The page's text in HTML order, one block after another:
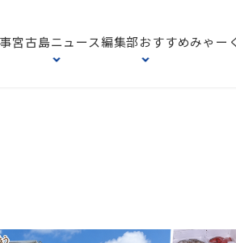
宮古島ニュース編集部おすすめみゃー